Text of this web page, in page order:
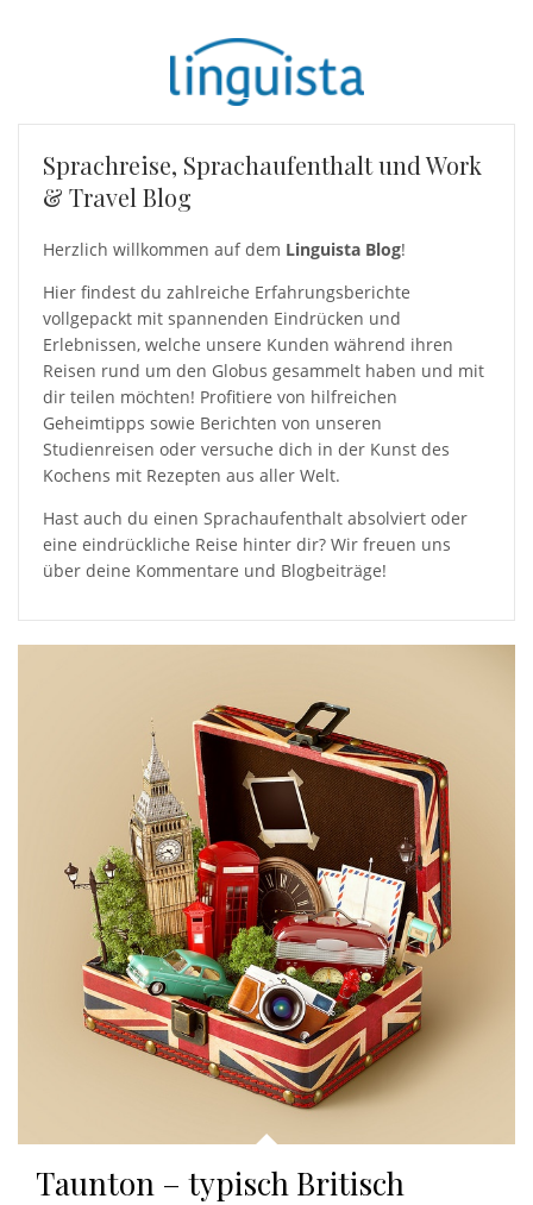
Sprachreise, Sprachaufenthalt und Work
& Travel Blog
Herzlich willkommen auf dem Linguista Blog!
Hier findest du zahlreiche Erfahrungsberichte
vollgepackt mit spannenden Eindrücken und
Erlebnissen, welche unsere Kunden während ihren
Reisen rund um den Globus gesammelt haben und mit
dir teilen möchten! Profitiere von hilfreichen
Geheimtipps sowie Berichten von unseren
Studienreisen oder versuche dich in der Kunst des
Kochens mit Rezepten aus aller Welt.
Hast auch du einen Sprachaufenthalt absolviert oder
eine eindrückliche Reise hinter dir? Wir freuen uns
über deine Kommentare und Blogbeiträge!
Taunton – typisch Britisch